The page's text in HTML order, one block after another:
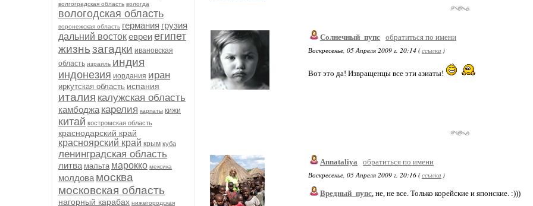
волгоградская область вологда
вологодская область
воронежская область германия грузия
дальний востокевреиегипет
жизньзагадки ивановская
область израиль индия
индонезия иордания иран
иркутская область испания
италия калужская область
камбоджа карелия карпаты кижи
китай костромская область
краснодарский край
красноярский край крым куба
ленинградская область
литва мальта марокко мексика
молдова москва
московская область
нагорный карабах нижегородская
Солнечный_пупс обратиться по имени
Воскресенье, 05 Апреля 2009 г. 20:14 (ссылка )
Вот это да! Извращенцы все эти азиаты!
Annataliya
обратиться по имени
Воскресенье, 05 Апреля 2009 г. 20:16 (ссылка )
Вредный_пупс, не, не все. Только корейские и японские. :)))